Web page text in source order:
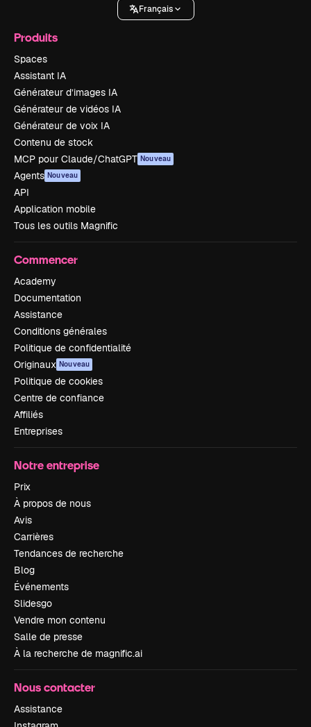
Français
Produits
Spaces
Assistant IA
Générateur d’images IA
Générateur de vidéos IA
Générateur de voix IA
Contenu de stock
MCP pour Claude/ChatGPT Nouveau
Agents Nouveau
API
Application mobile
Tous les outils Magnific
Commencer
Academy
Documentation
Assistance
Conditions générales
Politique de confidentialité
Originaux Nouveau
Politique de cookies
Centre de confiance
Affiliés
Entreprises
Notre entreprise
Prix
À propos de nous
Avis
Carrières
Tendances de recherche
Blog
Événements
Slidesgo
Vendre mon contenu
Salle de presse
À la recherche de magnific.ai
Nous contacter
Assistance